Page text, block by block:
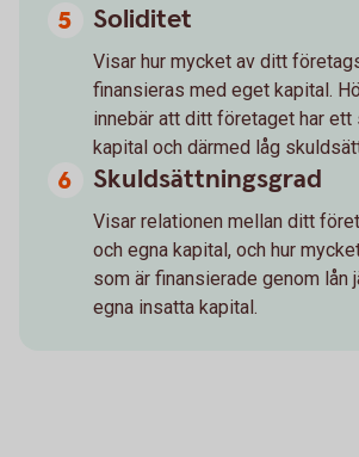
Soliditet
Visar hur mycket av ditt
finansieras med eget kapital.
innebär att ditt företaget har
kapital och därmed låg
Skuldsättningsgrad
Visar relationen mellan ditt
och egna kapital, och hur
som är finansierade genom lån
egna insatta kapital.